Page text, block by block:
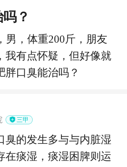
？
男，体重200斤，朋友
我有点怀疑，但好像就
胖口臭能治吗？
三甲
臭的发生多与与内脏湿
在痰湿，痰湿困脾则运